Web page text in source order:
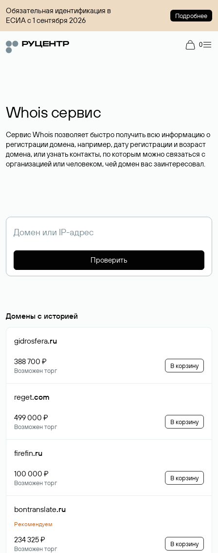
Обязательная идентификация в
ЕСИА с 1 сентября 2026
Подробнее
0
Whois сервис
Сервис Whois позволяет быстро получить всю информацию о
регистрации домена, например, дату регистрации и возраст
домена, или узнать контакты, по которым можно связаться с
организацией или человеком, чей домен вас заинтересовал.
Проверить
Домены с историей
gidrosfera.ru
388 700 ₽
Возможен торг
В корзину
reget.com
499 000 ₽
Возможен торг
В корзину
firefin.ru
100 000 ₽
Возможен торг
В корзину
bontranslate.ru
Рекомендуем
234 325 ₽
Возможен торг
В корзину